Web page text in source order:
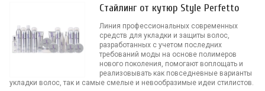
Стайлинг от кутюр Style Perfetto
Линия профессиональных современных
средств для укладки и защиты волос,
разработанных с учетом последних
требований моды на основе полимеров
нового поколения, помогают воплощать и
реализовывать как повседневные варианты
укладки волос, так и самые смелые и невообразимые идеи стилистов.